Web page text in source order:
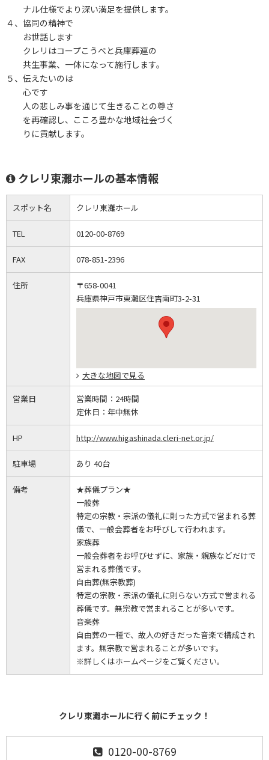
ナル仕様でより深い満足を提供します。
４、協同の精神で
お世話します
クレリはコープこうべと兵庫葬連の
共生事業、一体になって施行します。
５、伝えたいのは
心です
人の悲しみ事を通じて生きることの尊さ
を再確認し、こころ豊かな地域社会づく
りに貢献します。
クレリ東灘ホールの基本情報
スポット名 クレリ東灘ホール
TEL 0120-00-8769
FAX 078-851-2396
住所
〒658-0041
兵庫県神戸市東灘区住吉南町3-2-31
大きな地図で見る
営業日 営業時間： 24時間
定休日： 年中無休
HP http://www.higashinada.cleri-net.or.jp/
駐車場 あり 40台
備考
★葬儀プラン★
一般葬
特定の宗教・宗派の儀礼に則った方式で営まれる葬
儀で、一般会葬者をお呼びして行われます。
家族葬
一般会葬者をお呼びせずに、家族・親族などだけで
営まれる葬儀です。
自由葬(無宗教葬)
特定の宗教・宗派の儀礼に則らない方式で営まれる
葬儀です。無宗教で営まれることが多いです。
音楽葬
自由葬の一種で、故人の好きだった音楽で構成され
ます。無宗教で営まれることが多いです。
※詳しくはホームページをご覧ください。
クレリ東灘ホールに行く前にチェック！
0120-00-8769